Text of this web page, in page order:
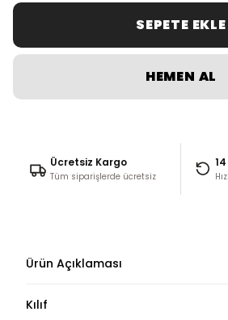
SEPETE EKLE
HEMEN AL
Ücretsiz Kargo
Tüm siparişlerde ücretsiz
Ürün Açıklaması
Kılıf